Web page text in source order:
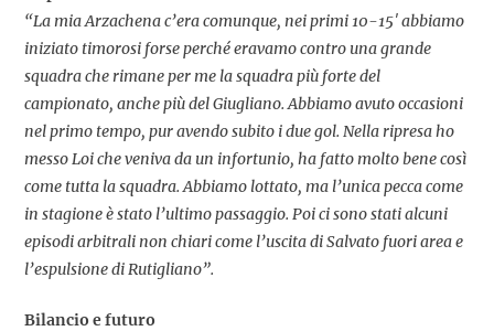
“La mia Arzachena c’era comunque, nei primi 10-15′ abbiamo
iniziato timorosi forse perché eravamo contro una grande
squadra che rimane per me la squadra più forte del
campionato, anche più del Giugliano. Abbiamo avuto occasioni
nel primo tempo, pur avendo subito i due gol. Nella ripresa ho
messo Loi che veniva da un infortunio, ha fatto molto bene così
come tutta la squadra. Abbiamo lottato, ma l’unica pecca come
in stagione è stato l’ultimo passaggio. Poi ci sono stati alcuni
episodi arbitrali non chiari come l’uscita di Salvato fuori area e
l’espulsione di Rutigliano”.
Bilancio e futuro